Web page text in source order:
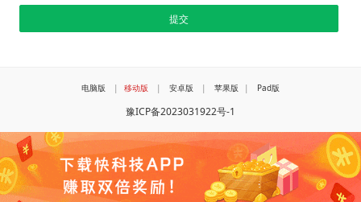
电脑版 | 移动版 | 安卓版 | 苹果版 | Pad版
豫ICP备2023031922号-1